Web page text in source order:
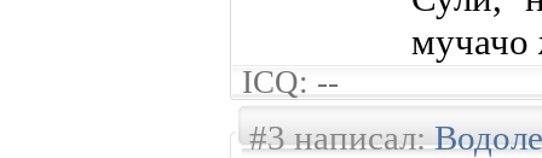
ICQ: --
#3 написал: